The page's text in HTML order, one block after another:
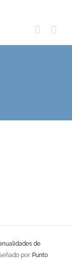
de
por: Punto